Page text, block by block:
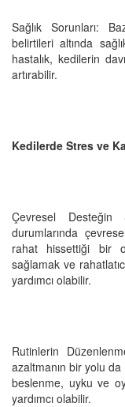
Sağlık Sorunları:
belirtileri altında
hastalık, kedilerin
artırabilir.
Kedilerde Stres ve
Çevresel Desteğin
durumlarında
rahat hissettiği bir
sağlamak ve
yardımcı olabilir.
Rutinlerin
azaltmanın bir yolu
beslenme, uyku ve
yardımcı olabilir.